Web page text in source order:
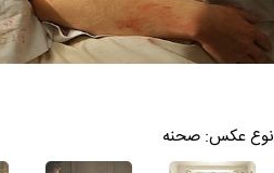
نوع عکس:صحنه